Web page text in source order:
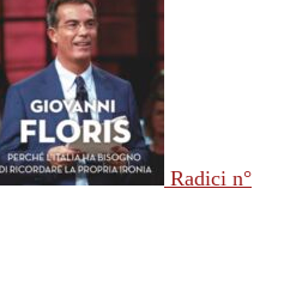
Radici n°